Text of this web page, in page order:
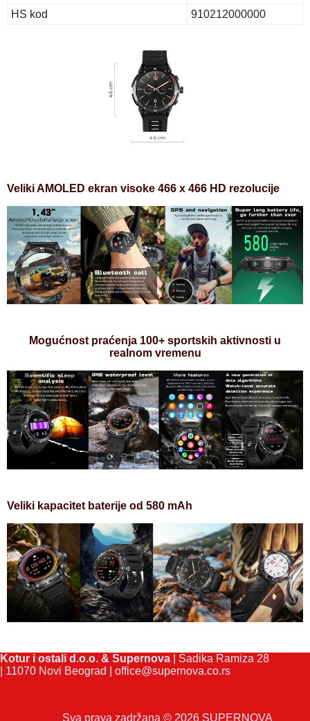
HS kod
910212000000
Veliki AMOLED ekran visoke 466 x 466 HD rezolucije
Mogućnost praćenja 100+ sportskih aktivnosti u
realnom vremenu
Veliki kapacitet baterije od 580 mAh
Kotur i ostali d.o.o. & Supernova | Sadika Ramiza 28
| 11070 Novi Beograd | office@supernova.co.rs
Sva prava zadržana © 2026 SUPERNOVA